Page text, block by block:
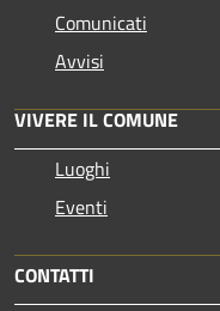
Comunicati
Avvisi
VIVERE IL COMUNE
Luoghi
Eventi
CONTATTI